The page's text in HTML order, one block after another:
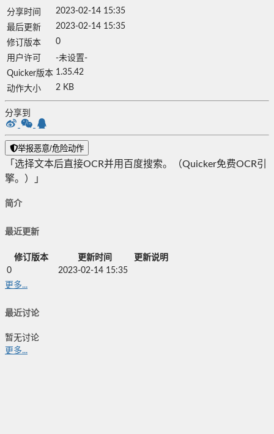
分享时间
2023-02-14 15:35
最后更新
2023-02-14 15:35
修订版本
0
用户许可
-未设置-
Quicker版本 1.35.42
动作大小
2 KB
分享到
举报恶意/危险动作
「选择文本后直接OCR并用百度搜索。（Quicker免费OCR引
擎。）」
简介
最近更新
修订版本 更新时间
更新说明
0
2023-02-14 15:35
更多...
最近讨论
暂无讨论
更多...